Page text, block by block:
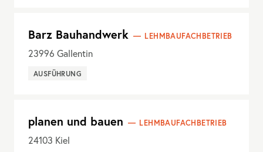
Barz Bauhandwerk LEHMBAUFACHBETRIEB
23996 Gallentin
AUSFÜHRUNG
planen und bauen LEHMBAUFACHBETRIEB
24103 Kiel